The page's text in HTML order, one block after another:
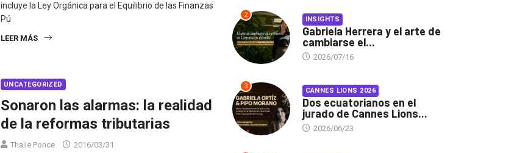
incluye la Ley Orgánica para el Equilibrio de las Finanzas
Pú
LEER MÁS
UNCATEGORIZED
Sonaron las alarmas: la realidad
de la reformas tributarias
Thalie Ponce 2016/03/31
2 INSIGHTS
Gabriela Herrera y el arte de
cambiarse el...
2026/07/16
3 CANNES LIONS 2026
Dos ecuatorianos en el
jurado de Cannes Lions...
2026/06/23